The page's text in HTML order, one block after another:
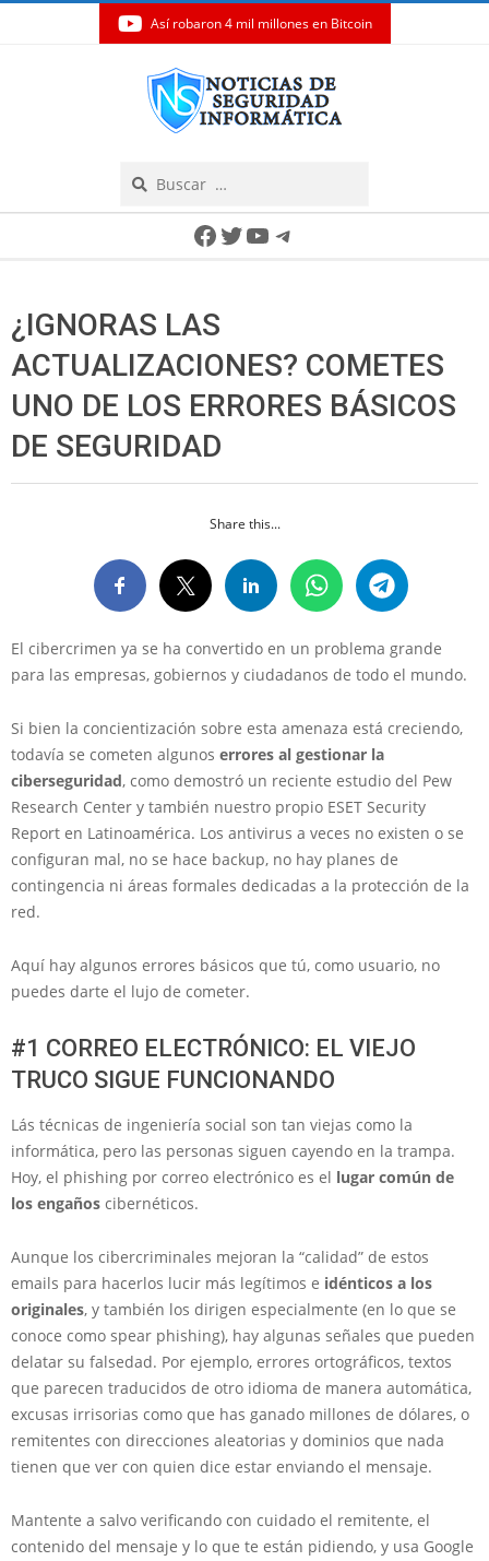
Así robaron 4 mil millones en Bitcoin
Facebook
Twitter
YouTube
Telegram
¿IGNORAS LAS
ACTUALIZACIONES? COMETES
UNO DE LOS ERRORES BÁSICOS
DE SEGURIDAD
Share this...
El cibercrimen ya se ha convertido en un problema grande
para las empresas, gobiernos y ciudadanos de todo el mundo.
Si bien la concientización sobre esta amenaza está creciendo,
todavía se cometen algunos errores al gestionar la
ciberseguridad, como demostró un reciente estudio del Pew
Research Center y también nuestro propio ESET Security
Report en Latinoamérica. Los antivirus a veces no existen o se
configuran mal, no se hace backup, no hay planes de
contingencia ni áreas formales dedicadas a la protección de la
red.
Aquí hay algunos errores básicos que tú, como usuario, no
puedes darte el lujo de cometer.
#1 CORREO ELECTRÓNICO: EL VIEJO
TRUCO SIGUE FUNCIONANDO
Lás técnicas de ingeniería social son tan viejas como la
informática, pero las personas siguen cayendo en la trampa.
Hoy, el phishing por correo electrónico es el lugar común de
los engaños cibernéticos.
Aunque los cibercriminales mejoran la “calidad” de estos
emails para hacerlos lucir más legítimos e idénticos a los
originales, y también los dirigen especialmente (en lo que se
conoce como spear phishing), hay algunas señales que pueden
delatar su falsedad. Por ejemplo, errores ortográficos, textos
que parecen traducidos de otro idioma de manera automática,
excusas irrisorias como que has ganado millones de dólares, o
remitentes con direcciones aleatorias y dominios que nada
tienen que ver con quien dice estar enviando el mensaje.
Mantente a salvo verificando con cuidado el remitente, el
contenido del mensaje y lo que te están pidiendo, y usa Google